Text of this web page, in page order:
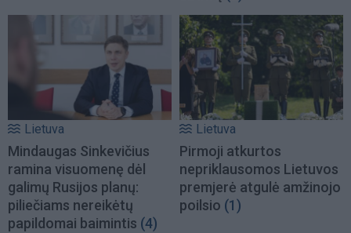
Lietuva
Mindaugas Sinkevičius
ramina visuomenę dėl
galimų Rusijos planų:
piliečiams nereikėtų
papildomai baimintis (4)
Lietuva
Pirmoji atkurtos
nepriklausomos Lietuvos
premjerė atgulė amžinojo
poilsio (1)